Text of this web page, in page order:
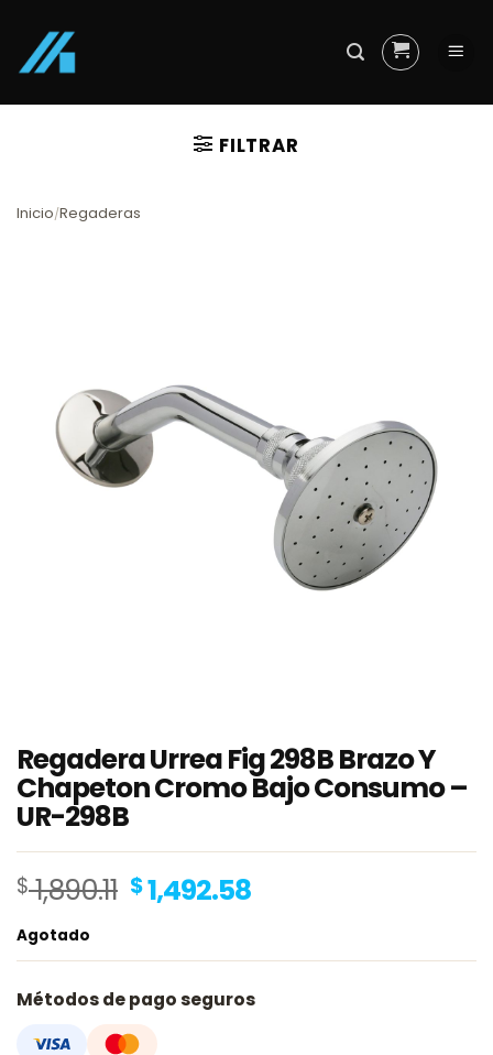
content
FILTRAR
Inicio/Regaderas
Regadera Urrea Fig 298B Brazo Y
Chapeton Cromo Bajo Consumo –
UR-298B
$1,890.11 Original
$ 1,890.11.
$1,492.58Current
$ 1,492.58.
Agotado
Métodos de pago seguros